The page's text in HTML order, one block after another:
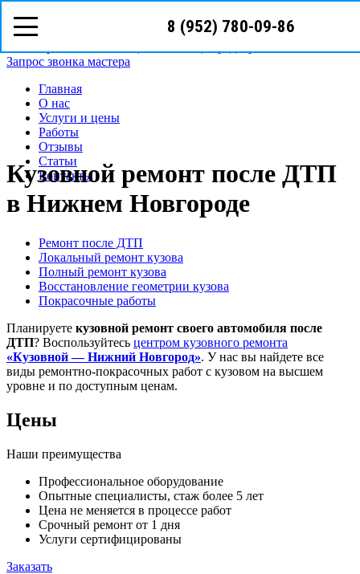
8 (952) 780-09-86
8 (952)
телефон в г. Нижний Новгород
Запрос звонка мастера
Главная
О нас
Услуги и цены
Работы
Отзывы
Статьи
Контакты
Кузовной ремонт после ДТП
в Нижнем Новгороде
Ремонт после ДТП
Локальный ремонт кузова
Полный ремонт кузова
Восстановление геометрии кузова
Покрасочные работы
Планируете кузовной ремонт своего автомобиля после
ДТП? Воспользуйтесь центром кузовного ремонта
«Кузовной — Нижний Новгород». У нас вы найдете все
виды ремонтно-покрасочных работ с кузовом на высшем
уровне и по доступным ценам.
Цены
Наши преимущества
Профессиональное оборудование
Опытные специалисты, стаж более 5 лет
Цена не меняется в процессе работ
Срочный ремонт от 1 дня
Услуги сертифицированы
Заказать